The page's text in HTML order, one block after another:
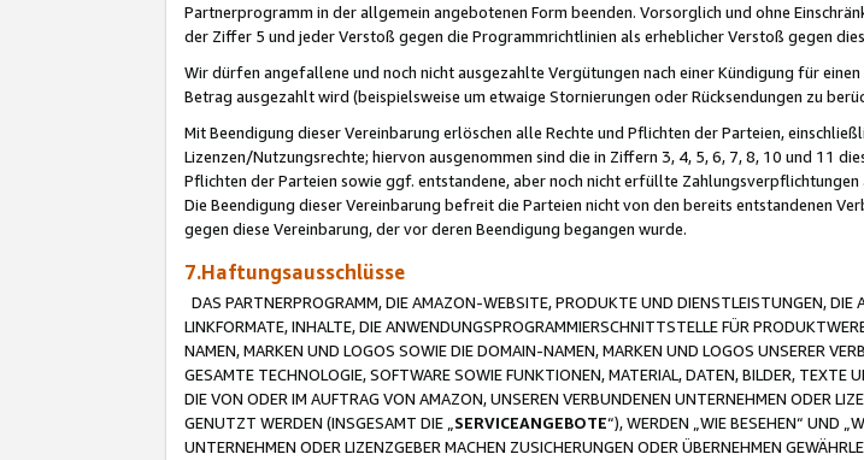
Partnerprogramm in der allgemein angebotenen Form beenden. Vorsorglich und ohne
der Ziffer 5 und jeder Verstoß gegen die Programmrichtlinien als erheblicher Verstoß gegen
Wir dürfen angefallene und noch nicht ausgezahlte Vergütungen nach einer Kündigung für
Betrag ausgezahlt wird (beispielsweise um etwaige Stornierungen oder Rücksendungen zu
Mit Beendigung dieser Vereinbarung erlöschen alle Rechte und Pflichten der Parteien,
Lizenzen/Nutzungsrechte; hiervon ausgenommen sind die in Ziffern 3, 4, 5, 6, 7, 8, 10 und 11
Pflichten der Parteien sowie ggf. entstandene, aber noch nicht erfüllte
Die Beendigung dieser Vereinbarung befreit die Parteien nicht von den bereits entstandenen
gegen diese Vereinbarung, der vor deren Beendigung begangen wurde.
7.Haftungsausschlüsse
DAS PARTNERPROGRAMM, DIE AMAZON-WEBSITE, PRODUKTE UND DIENSTLEISTUNGEN,
LINKFORMATE, INHALTE, DIE ANWENDUNGSPROGRAMMIERSCHNITTSTELLE FÜR
NAMEN, MARKEN UND LOGOS SOWIE DIE DOMAIN-NAMEN, MARKEN UND LOGOS UNSERER
GESAMTE TECHNOLOGIE, SOFTWARE SOWIE FUNKTIONEN, MATERIAL, DATEN, BILDER,
DIE VON ODER IM AUFTRAG VON AMAZON, UNSEREN VERBUNDENEN UNTERNEHMEN ODER
GENUTZT WERDEN (INSGESAMT DIE „ SERVICEANGEBOTE“), WERDEN „WIE BESEHEN“ UND
UNTERNEHMEN ODER LIZENZGEBER MACHEN ZUSICHERUNGEN ODER ÜBERNEHMEN